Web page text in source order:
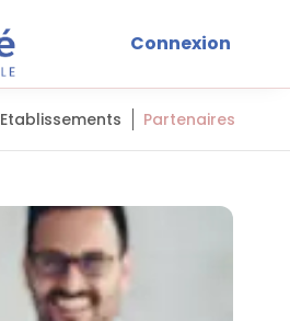
Connexion
Etablissements Partenaires